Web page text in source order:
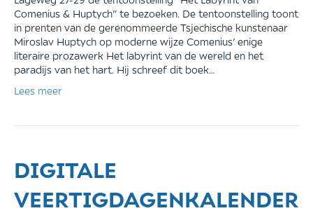
Comenius & Huptych” te bezoeken. De tentoonstelling toont
in prenten van de gerenommeerde Tsjechische kunstenaar
Miroslav Huptych op moderne wijze Comenius’ enige
literaire prozawerk Het labyrint van de wereld en het
paradijs van het hart. Hij schreef dit boek…
Lees meer
DIGITALE
VEERTIGDAGENKALENDER